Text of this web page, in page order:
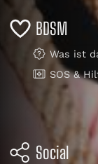
BDSM
Was ist
SOS &
Social